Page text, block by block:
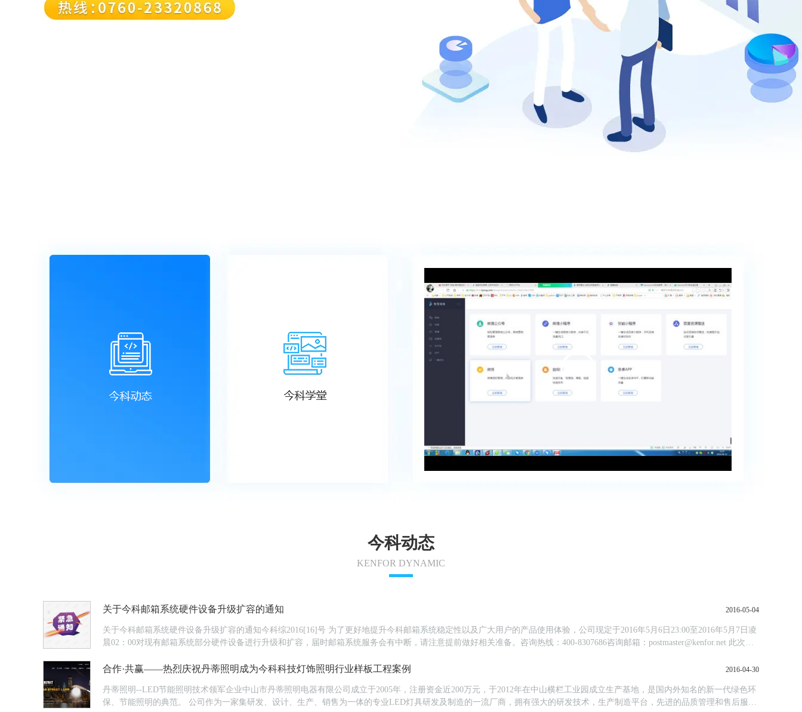
今科动态
KENFOR DYNAMIC
关于今科邮箱系统硬件设备升级扩容的通知 2016-05-04
关于今科邮箱系统硬件设备升级扩容的通知今科综2016[16]号 为了更好地提升今科邮箱系统稳定性以及广大用户的产品使用体验，公司现定于2016年5月6日23:00至2016年5月7日凌
晨02：00对现有邮箱系统部分硬件设备进行升级和扩容，届时邮箱系统服务会有中断，请注意提前做好相关准备。咨询热线：400-8307686咨询邮箱：postmaster@kenfor.net 此次升
合作·共赢——热烈庆祝丹蒂照明成为今科科技灯饰照明行业样板工程案例 2016-04-30
丹蒂照明--LED节能照明技术领军企业中山市丹蒂照明电器有限公司成立于2005年，注册资金近200万元，于2012年在中山横栏工业园成立生产基地，是国内外知名的新一代绿色环
保、节能照明的典范。 公司作为一家集研发、设计、生产、销售为一体的专业LED灯具研发及制造的一流厂商，拥有强大的研发技术，生产制造平台，先进的品质管理和售后服务